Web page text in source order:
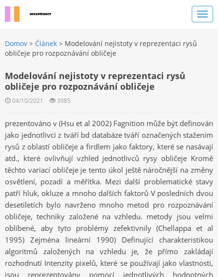
Domov > Článek > Modelování nejistoty v reprezentaci rysů
obličeje pro rozpoznávání obličeje
Modelování nejistoty v reprezentaci rysů
obličeje pro rozpoznávání obličeje
04/10/2021 3985
prezentováno v (Hsu et al 2002) Fagnition může být definován
jako jednotlivci z tváří bd databáze tváří označených stažením
rysů z oblastí obličeje a firdlem jako faktory, které se nasávají
atd., které ovlivňují vzhled jednotlivců rysy obličeje Kromě
těchto variací obličeje je tento úkol ještě náročnější na změny
osvětlení, pozadí a měřítka. Mezi další problematické stavy
patří hluk, okluze a mnoho dalších faktorů V posledních dvou
desetiletích bylo navrženo mnoho metod pro rozpoznávání
obličeje, techniky založené na vzhledu. metody jsou velmi
oblíbené, aby tyto problémy zefektivnily (Chellappa et al
1995) Zejména lineární 1990) Definující charakteristikou
algoritmů založených na vzhledu je, že přímo zakládají
rozhodnutí Intenzity pixelů, které se používají jako vlastnosti,
jsou reprezentovány pomocí jednotlivých hodnotných